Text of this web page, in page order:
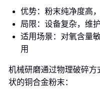
优势：粉末纯净度高
局限：设备复杂，维
适用场景：对氧含量
用
机械研磨通过物理破碎
状的铜合金粉末：